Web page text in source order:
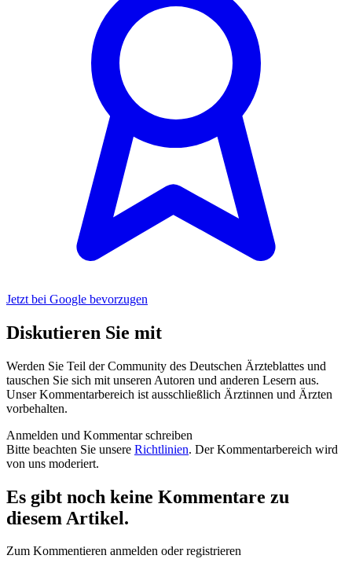
Jetzt bei Google bevorzugen
Diskutieren Sie mit
Werden Sie Teil der Community des Deutschen Ärzteblattes und
tauschen Sie sich mit unseren Autoren und anderen Lesern aus.
Unser Kommentarbereich ist ausschließlich Ärztinnen und Ärzten
vorbehalten.
Anmelden und Kommentar schreiben
Bitte beachten Sie unsere Richtlinien. Der Kommentarbereich wird
von uns moderiert.
Es gibt noch keine Kommentare zu
diesem Artikel.
Zum Kommentieren anmelden oder registrieren